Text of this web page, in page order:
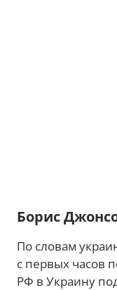
Борис
По словам
с первых часов
РФ в Украину